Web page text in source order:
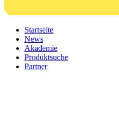
Startseite
News
Akademie
Produktsuche
Partner